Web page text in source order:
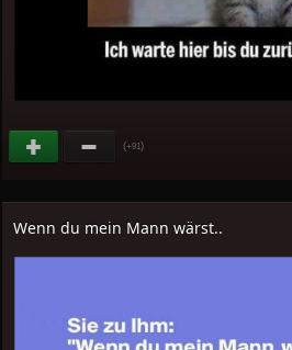
(+91)
Wenn du mein Mann wärst..